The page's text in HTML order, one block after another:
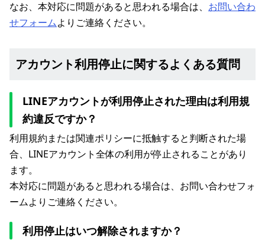
なお、本対応に問題があると思われる場合は、 お問い合わ
せフォームよりご連絡ください。
アカウント利用停止に関するよくある質問
LINEアカウントが利用停止された理由は利用規
約違反ですか？
利用規約または関連ポリシーに抵触すると判断された場
合、LINEアカウント全体の利用が停止されることがあり
ます。
本対応に問題があると思われる場合は、お問い合わせフォ
ームよりご連絡ください。
利用停止はいつ解除されますか？